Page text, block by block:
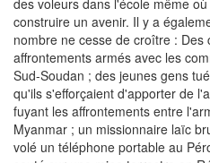
construire un avenir. Il y a
nombre ne cesse de croître : Des
affrontements armés avec les
Sud-Soudan ; des jeunes gens
qu'ils s'efforçaient d'apporter de
fuyant les affrontements entre
Myanmar ; un missionnaire laïc
volé un téléphone portable au